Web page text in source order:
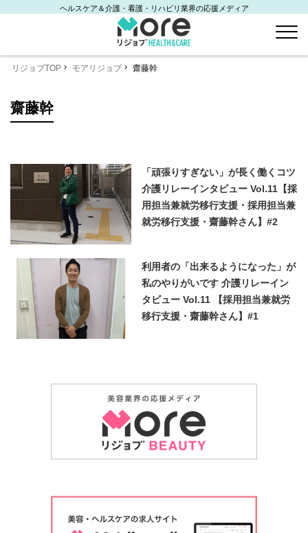
ヘルスケア＆介護・看護・リハビリ業界の応援メディア
リジョブTOP モアリジョブ 齋藤幹
齋藤幹
「頑張りすぎない」が長く働くコツ
介護リレーインタビュー Vol.11【採
用担当兼就労移行支援・採用担当兼
就労移行支援・齋藤幹さん】#2
利用者の「出来るようになった」が
私のやりがいです 介護リレーイン
タビュー Vol.11 【採用担当兼就労
移行支援・齋藤幹さん】#1